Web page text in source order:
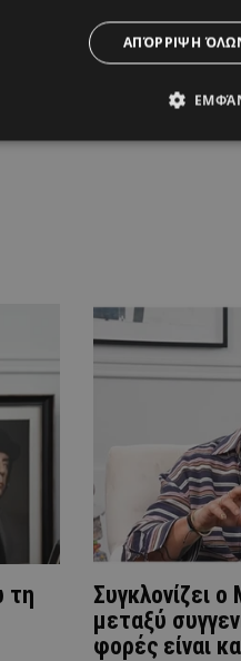
ΠΑΡΕΝΟΧΛΗΣΗ,
τη
Συγκλονίζει
μεταξύ
φορές είναι
ΑΠΌΡΡΙΨΗ